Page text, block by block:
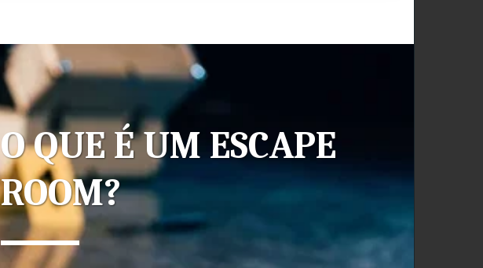
O QUE É UM ESCAPE
ROOM?